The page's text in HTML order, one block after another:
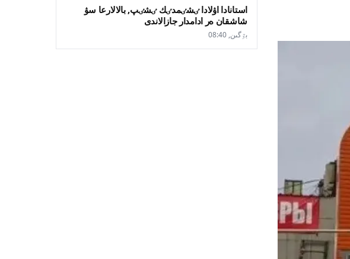
استانادا اۋلادا ٸشٸمدٸك ٸشٸپ, بالالارعا سۋ
شاشقان ەر ادامدار جازالاندى
بٷگىن, 08:40